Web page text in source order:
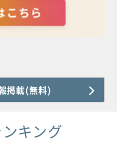
掲載(無料)
キング